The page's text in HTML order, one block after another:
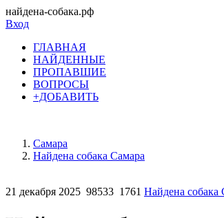
найдена-собака.рф
Вход
ГЛАВНАЯ
НАЙДЕННЫЕ
ПРОПАВШИЕ
ВОПРОСЫ
+ДОБАВИТЬ
Самара
Найдена собака Самара
21 декабря 2025 98533 1761 Найдена собака